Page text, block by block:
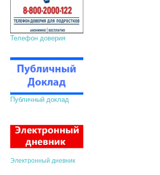
Телефон доверия
Публичный доклад
Электронный дневник